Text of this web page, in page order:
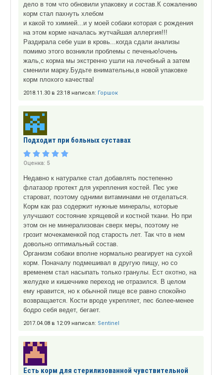
дело в том что обновили упаковку и состав.К сожалению
корм стал пахнуть хлебом
и какой то химией...и у моей собаки которая с рождения
на этом корме началась жутчайшая аллергия!!!
Раздирала себе уши в кровь...когда сдали анализы
помимо этого возникли проблемы с печенью!очень
жаль,с корма мы экстренно ушли на лечебный а затем
сменили марку.Будьте внимательны,в новой упаковке
корм плохого качества!
2018.11.30 в 23:18 написал: Горшок
Подходит при больных суставах
Оценка: 5
Недавно к натуралке стал добавлять постепенно
флатазор протект для укрепления костей. Пес уже
староват, поэтому одними витаминами не отделаться.
Корм как раз содержит нужные минералы, которые
улучшают состояние хрящевой и костной ткани. Но при
этом он не минерализован сверх меры, поэтому не
грозит мочекаменкой под старость лет. Так что в нем
довольно оптимальный состав.
Организм собаки вполне нормально реагирует на сухой
корм. Поначалу подмешивал в другую пищу, но со
временем стал насыпать только гранулы. Ест охотно, на
желудке и кишечнике переход не отразился. В целом
ему нравится, но к обычной пище все равно спокойно
возвращается. Кости вроде укрепляет, пес более-менее
бодро себя ведет, бегает.
2017.04.08 в 12:09 написал: Sentinel
Есть корм для стерилизованной чувствительной